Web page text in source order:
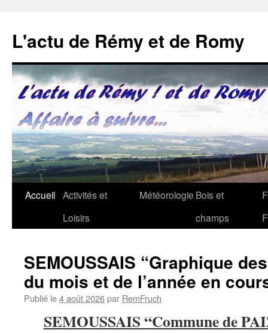
contenu
L'actu de Rémy et de Romy
Accueil Activités et
Loisirs
Météorologie Bois et
champs
SEMOUSSAIS “Graphique
du mois et de l’année en
Publié le4 août 2026par RemFruch
SEMOUSSAIS “Commune de